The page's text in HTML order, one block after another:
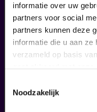
informatie over uw
partners voor social
partners kunnen deze
informatie die u aan
verzameld op basis
gaat akkoord met
Noodzakelijk